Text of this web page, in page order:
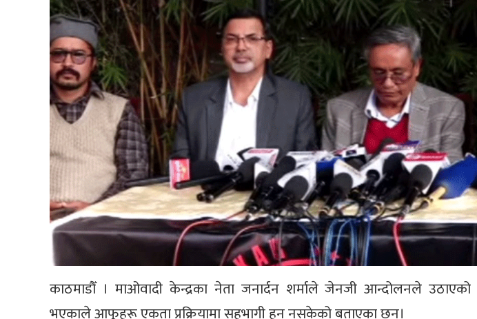
काठमाडौँ । माओवादी केन्द्रका नेता जनार्दन शर्माले जेनजी आन्दोलनले उठाएको
भएकाले आफूहरू एकता प्रक्रियामा सहभागी हुन नसकेको बताएका छन्।